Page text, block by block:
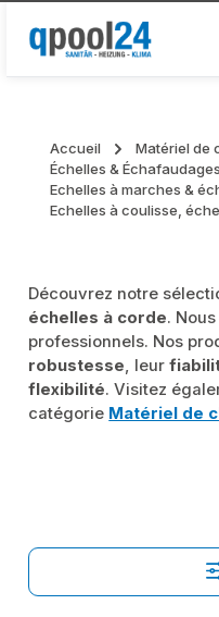
Passer au contenu
Accueil
Matériel de
Échelles & Échafaudages
Echelles à marches &
Echelles à coulisse,
Découvrez notre
échelles à corde.
professionnels. Nos
robustesse, leur
flexibilité. Visitez
catégorie Matériel de